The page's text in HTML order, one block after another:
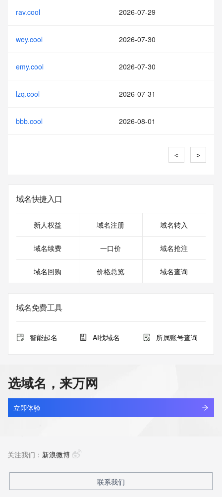
rav.cool 2026-07-29
wey.cool 2026-07-30
emy.cool 2026-07-30
lzq.cool 2026-07-31
bbb.cool 2026-08-01
< >
域名快捷入口
新人权益 域名注册 域名转入
域名续费 一口价 域名抢注
域名回购 价格总览 域名查询
域名免费工具
智能起名 AI找域名 所属账号查询
选域名，来万网
立即体验
关注我们： 新浪微博
联系我们